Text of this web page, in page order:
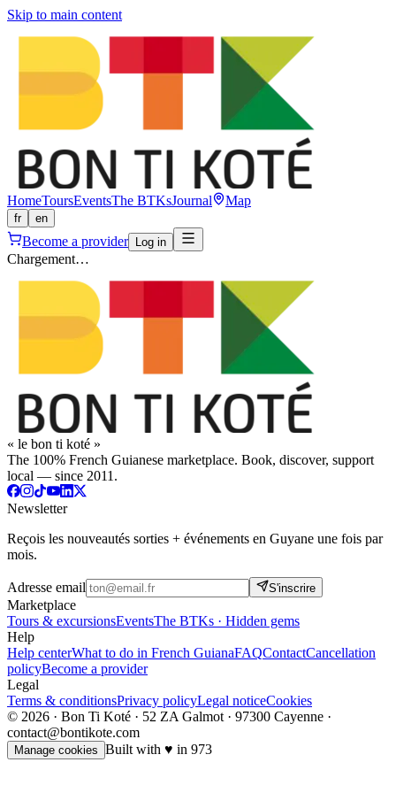
Skip to main content
HomeToursEventsThe BTKsJournal Map
fr en
Become a provider Log in
Chargement…
« le bon ti koté »
The 100% French Guianese marketplace. Book, discover, support
local — since 2011.
Newsletter
Reçois les nouveautés sorties + événements en Guyane une fois par
mois.
Adresse email S'inscrire
Marketplace
Tours & excursionsEventsThe BTKs · Hidden gems
Help
Help centerWhat to do in French GuianaFAQContactCancellation
policyBecome a provider
Legal
Terms & conditionsPrivacy policyLegal noticeCookies
© 2026 · Bon Ti Koté · 52 ZA Galmot · 97300 Cayenne ·
contact@bontikote.com
Manage cookies Built with ♥ in 973